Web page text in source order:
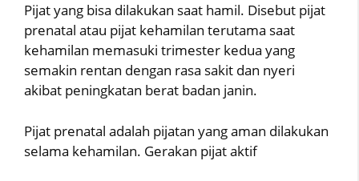
Pijat yang bisa dilakukan saat hamil. Disebut pijat
prenatal atau pijat kehamilan terutama saat
kehamilan memasuki trimester kedua yang
semakin rentan dengan rasa sakit dan nyeri
akibat peningkatan berat badan janin.
Pijat prenatal adalah pijatan yang aman dilakukan
selama kehamilan. Gerakan pijat aktif